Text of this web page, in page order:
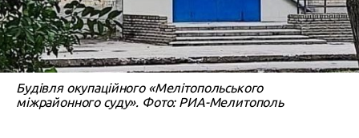
Будівля окупаційного «Мелітопольського
міжрайонного суду». Фото: РИА-Мелитополь